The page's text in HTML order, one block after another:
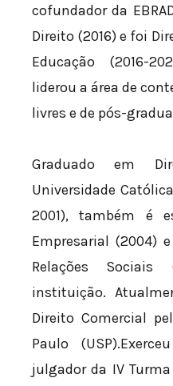
cofundador da
Direito (2016) e foi
Educação (2016-
liderou a área de
livres e de pós-
Graduado em
Universidade
2001), também é
Empresarial (2004)
Relações
instituição.
Direito Comercial
Paulo
julgador da IV